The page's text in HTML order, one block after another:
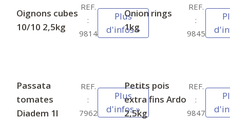
Oignons cubes
10/10 2,5kg
REF.
:
9814
Plus
d'infos »
Onion rings
1kg
REF.
:
9845
Passata
tomates
Diadem 1l
REF.
:
7962
Plus
d'infos »
Petits pois
extra fins Ardo
2,5kg
REF.
:
9847